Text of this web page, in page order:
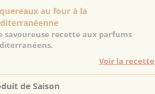
au four à la
savoureuse recette aux parfums
Voir la recette
de Saison